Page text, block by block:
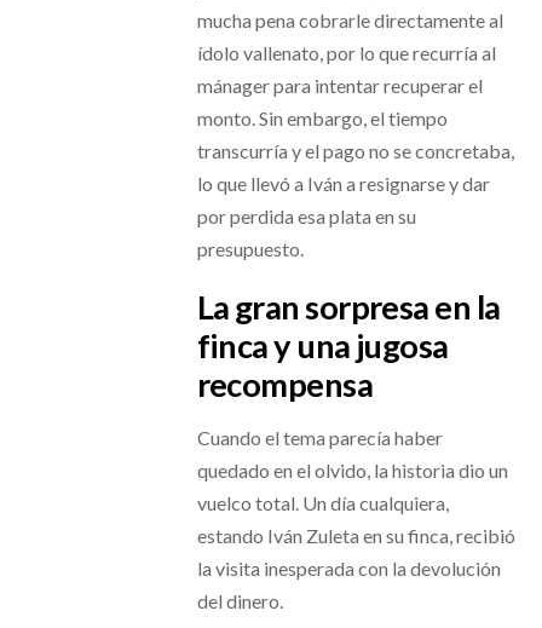
mucha pena cobrarle directamente al
ídolo vallenato, por lo que recurría al
mánager para intentar recuperar el
monto. Sin embargo, el tiempo
transcurría y el pago no se concretaba,
lo que llevó a Iván a resignarse y dar
por perdida esa plata en su
presupuesto.
La gran sorpresa en la
finca y una jugosa
recompensa
Cuando el tema parecía haber
quedado en el olvido, la historia dio un
vuelco total. Un día cualquiera,
estando Iván Zuleta en su finca, recibió
la visita inesperada con la devolución
del dinero.